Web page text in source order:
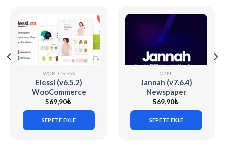
WORDPRESS
Elessi (v6.5.2)
WooCommerce
AJAX WP Theme
569,90₺
SEPETE EKLE
ÖZEL
Jannah (v7.6.4)
Newspaper
Magazine News
BuddyPress AMP
569,90₺
SEPETE EKLE